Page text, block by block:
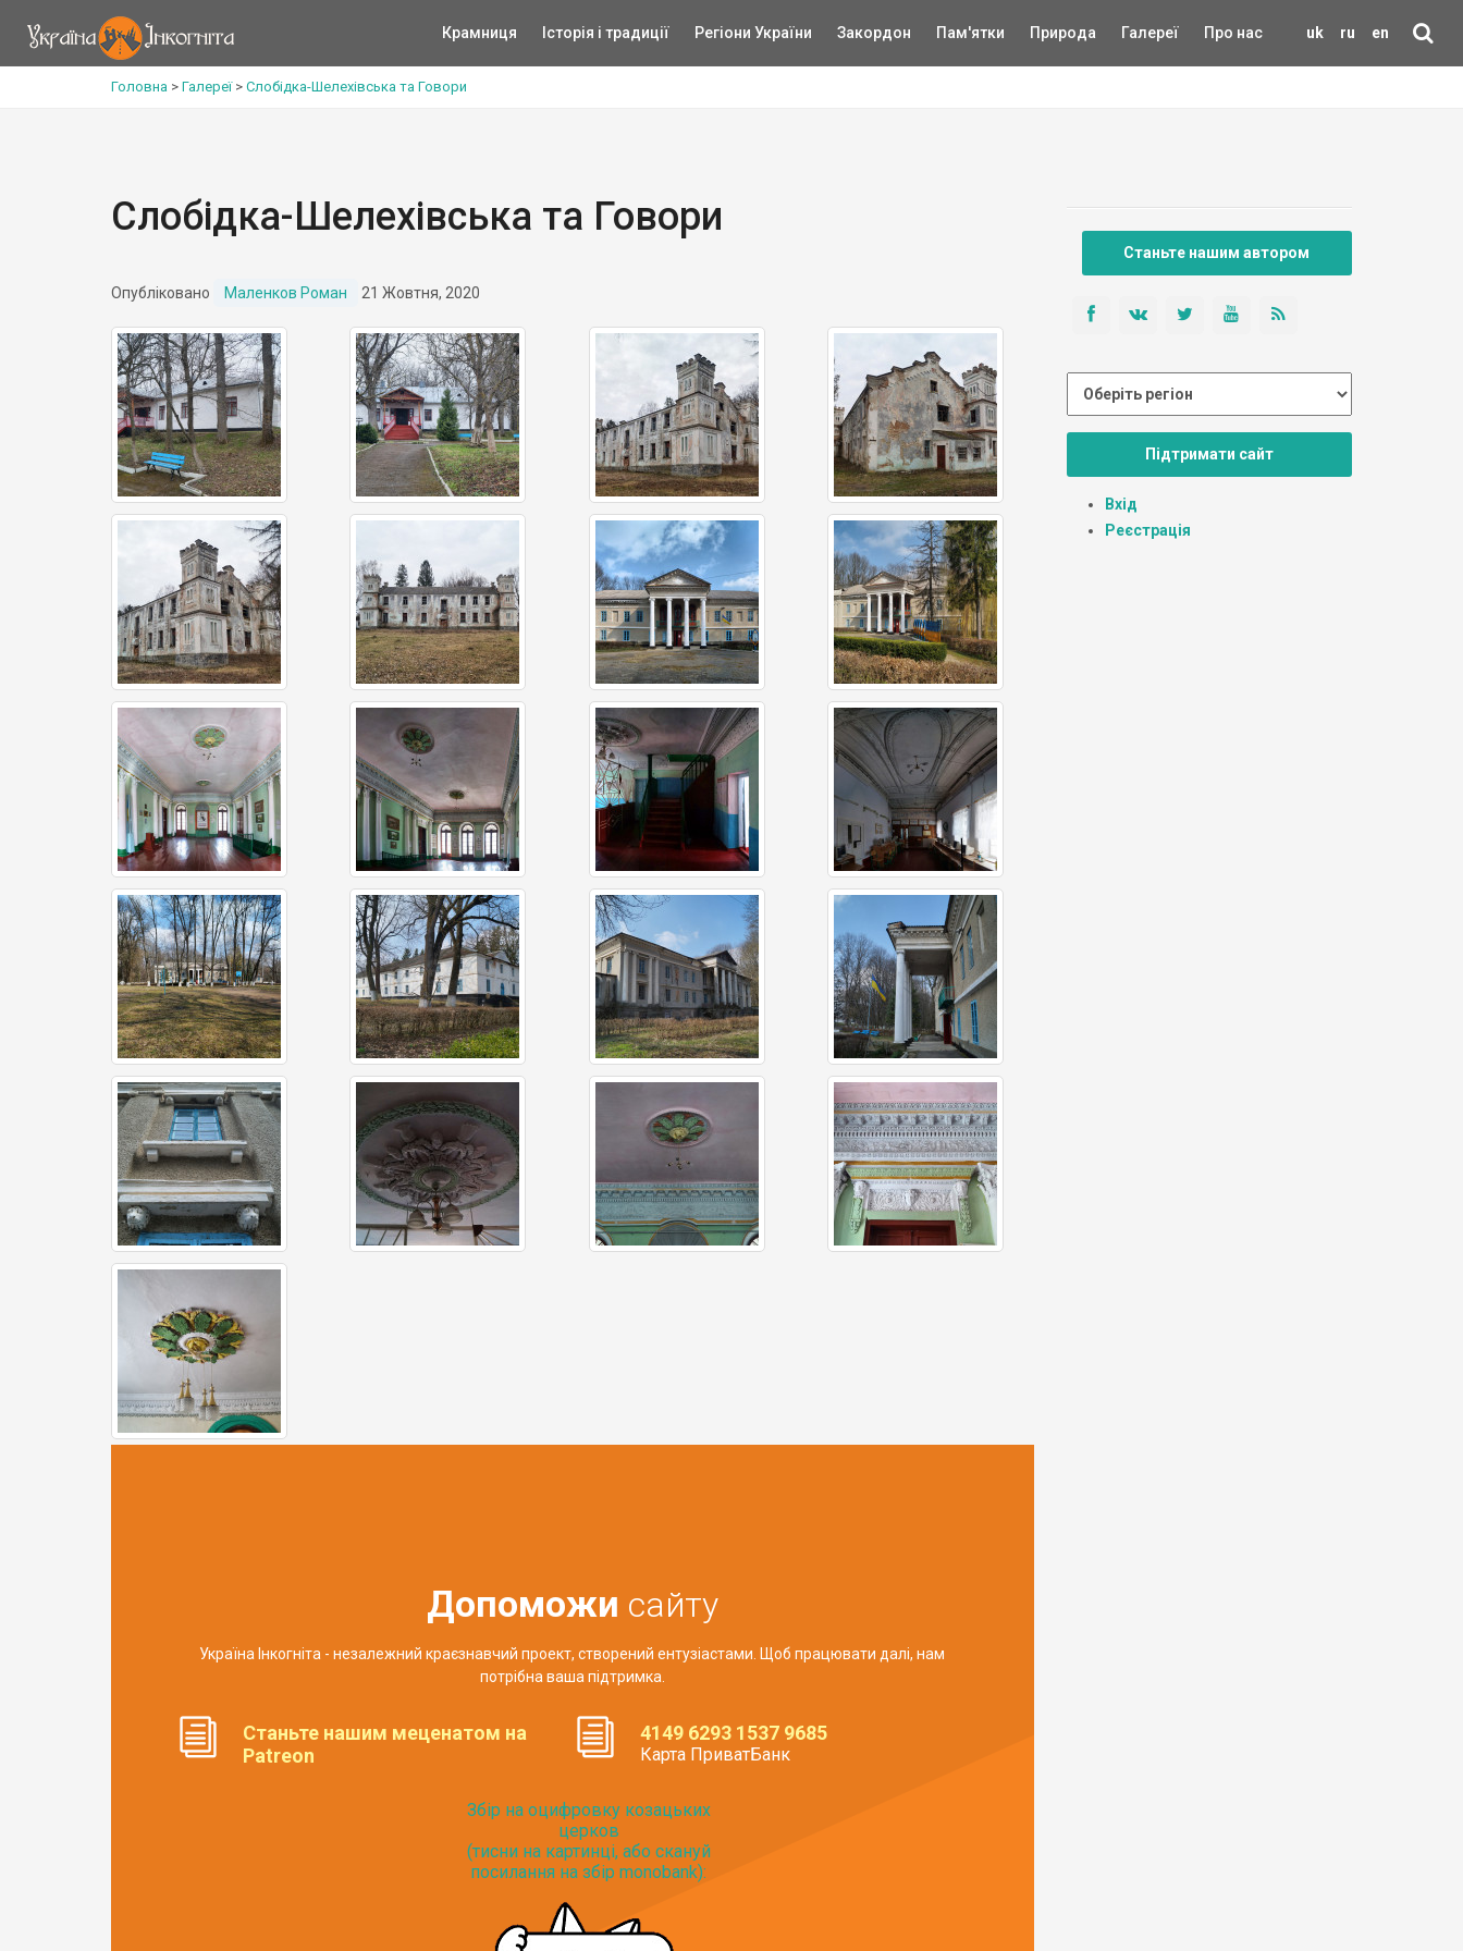
uk ru en
Крамниця Історія і традиції Регіони України Закордон Пам'ятки Природа Галереї Про нас
Головна > Галереї> Слобідка-Шелехівська та Говори
Слобідка-Шелехівська та Говори
Опубліковано Маленков Роман 21 Жовтня, 2020
Допоможи сайту
Україна Інкогніта - незалежний краєзнавчий проект, створений ентузіастами. Щоб працювати далі, нам
потрібна ваша підтримка.
Станьте нашим меценатом на
Patreon
4149 6293 1537 9685
Карта ПриватБанк
Збір на оцифровку козацьких
церков
(тисни на картинці, або скануй
посилання на збір monobank):
Станьте нашим автором
Підтримати сайт
Вхід
Реєстрація